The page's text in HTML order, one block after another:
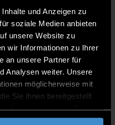
und Anzeigen zu
soziale Medien anbieten
unsere Website zu
wir Informationen zu Ihrer
an unsere Partner für
Analysen weiter. Unsere
möglicherweise mit
Sie ihnen bereitgestellt
Liegenschaften